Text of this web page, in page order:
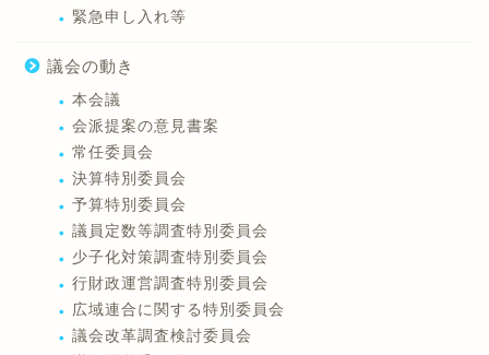
緊急申し入れ等
議会の動き
本会議
会派提案の意見書案
常任委員会
決算特別委員会
予算特別委員会
議員定数等調査特別委員会
少子化対策調査特別委員会
行財政運営調査特別委員会
広域連合に関する特別委員会
議会改革調査検討委員会